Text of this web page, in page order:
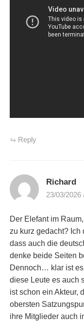
Reply
Richard
23/03/2026
Der Elefant im
zu kurz gedacht? Ich
dass auch die
denke beide Seiten
Dennoch… klar ist
diese Leute es auch
ist schon ein Akteur,
obersten
ihre Mitglieder auch